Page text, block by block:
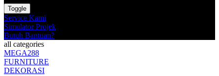
Toggle
Service Kami
Simulator Projek
Butuh Bantuan?
all categories
MEGA288
FURNITURE
DEKORASI